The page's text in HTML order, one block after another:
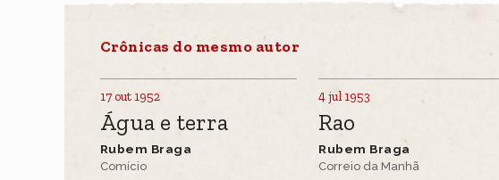
Crônicas do mesmo autor
17 out 1952
Água e terra
Rubem Braga
Comício
4 jul 1953
Rao
Rubem Braga
Correio da Manhã